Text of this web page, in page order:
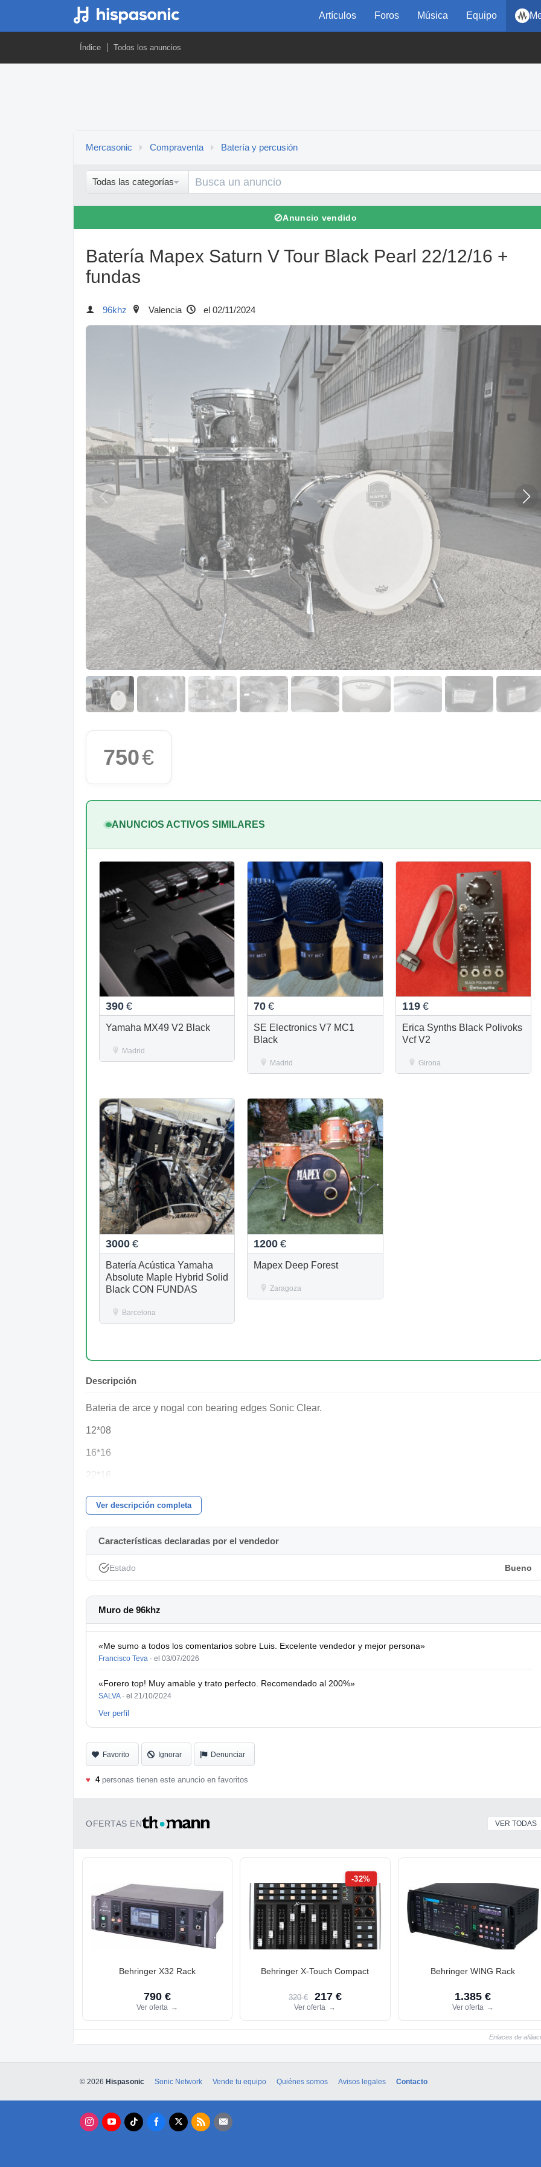
Artículos Foros Música Equipo
Índice Todos los anuncios
Mercasonic Compraventa Batería y percusión
Todas las categorías
⊘Anuncio vendido
Batería Mapex Saturn V Tour Black Pearl 22/12/16 +
fundas
96khz Valencia el 02/11/2024
750€
ANUNCIOS ACTIVOS SIMILARES
390 €
Yamaha MX49 V2 Black
Madrid
70 €
SE Electronics V7 MC1
Black
Madrid
119 €
Erica Synths Black Polivoks
Vcf V2
Girona
3000 €
Batería Acústica Yamaha
Absolute Maple Hybrid Solid
Black CON FUNDAS
Barcelona
1200 €
Mapex Deep Forest
Zaragoza
Descripción
Bateria de arce y nogal con bearing edges Sonic Clear.
12*08
16*16
22*16
Incluye soprte para tom TH800
Coated con logo Mapex.
Fundas nuevas.
Tiene una muesca en el aro del lado del batidor del bombo. Justo en la cara que va contra el parche.
Marcas de uso habitual.
Ver descripción completa
Características declaradas por el vendedor
Estado Bueno
Muro de 96khz
«Me sumo a todos los comentarios sobre Luis. Excelente vendedor y mejor persona»
Francisco Teva · el 03/07/2026
«Forero top! Muy amable y trato perfecto. Recomendado al 200%»
SALVA· el 21/10/2024
Ver perfil
Favorito Ignorar Denunciar
♥ 4personas tienen este anuncio en favoritos
OFERTAS EN VER TODAS
Behringer X32 Rack
790 €
Ver oferta →
-32%
Behringer X-Touch Compact
320 € 217 €
Ver oferta →
Behringer WING Rack
1.385 €
Ver oferta →
Enlaces de
© 2026 Hispasonic Sonic Network Vende tu equipo Quiénes somos Avisos legales Contacto